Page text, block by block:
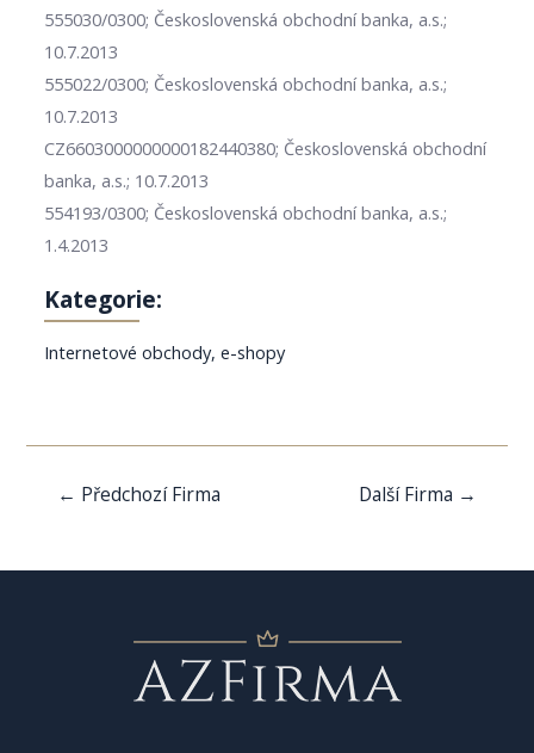
555030/0300; Československá obchodní banka, a.s.;
10.7.2013
555022/0300; Československá obchodní banka, a.s.;
10.7.2013
CZ6603000000000182440380; Československá obchodní
banka, a.s.; 10.7.2013
554193/0300; Československá obchodní banka, a.s.;
1.4.2013
Kategorie:
Internetové obchody, e-shopy
Navigace
← Předchozí Firma Další Firma →